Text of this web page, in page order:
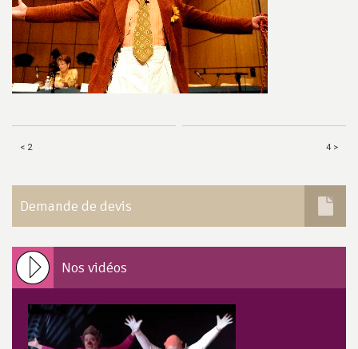
< 2 4 >
Demande de devis
Nos vidéos